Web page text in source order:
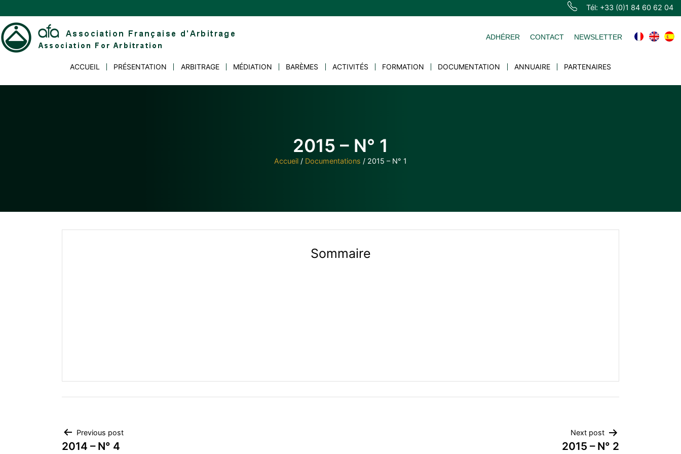
to
content
Tél: +33 (0)1 84 60 62 04
d'Arbitrage
ADHÉRER CONTACT NEWSLETTER
ACCUEIL PRÉSENTATION ARBITRAGE MÉDIATION BARÈMES ACTIVITÉS FORMATION DOCUMENTATION ANNUAIRE PARTENAIRES
2015 – N° 1
Accueil / Documentations / 2015 – N° 1
Sommaire
Navigation
Previous post
2014 – N° 4
Next post
2015 – N° 2